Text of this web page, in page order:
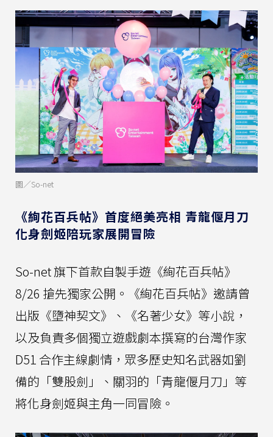
圖／So-net
《絢花百兵帖》首度絕美亮相 青龍偃月刀
化身劍姬陪玩家展開冒險
So-net 旗下首款自製手遊《絢花百兵帖》
8/26 搶先獨家公開。《絢花百兵帖》邀請曾
出版《墮神契文》、《名著少女》等小說，
以及負責多個獨立遊戲劇本撰寫的台灣作家
D51 合作主線劇情，眾多歷史知名武器如劉
備的「雙股劍」、關羽的「青龍偃月刀」等
將化身劍姬與主角一同冒險。